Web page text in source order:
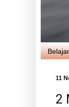
11
2